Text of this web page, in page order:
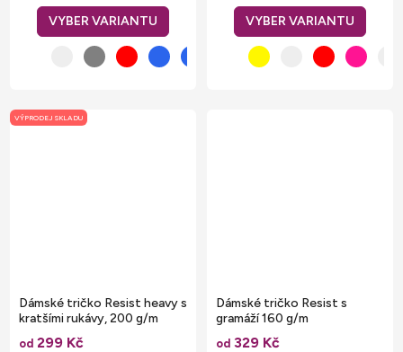
VÝPRODEJ SKLADU
Dámské tričko Resist heavy s
kratšími rukávy, 200 g/m
od 299 Kč
Dámské tričko Resist s
gramáží 160 g/m
od 329 Kč